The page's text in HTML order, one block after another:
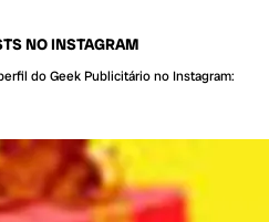
NO INSTAGRAM
do Geek Publicitário no Instagram: